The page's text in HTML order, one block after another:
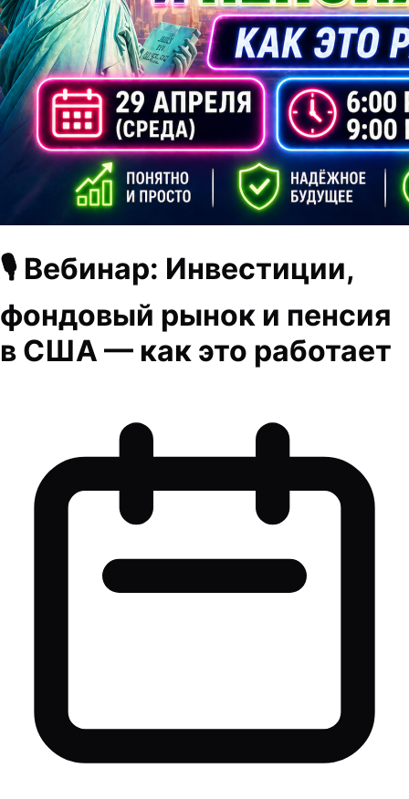
🎙 Вебинар: Инвестиции,
фондовый рынок и пенсия
в США — как это работает